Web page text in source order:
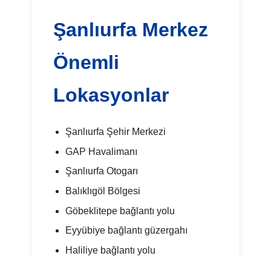
Şanlıurfa Merkez
Önemli
Lokasyonlar
Şanlıurfa Şehir Merkezi
GAP Havalimanı
Şanlıurfa Otogarı
Balıklıgöl Bölgesi
Göbeklitepe bağlantı yolu
Eyyübiye bağlantı güzergahı
Haliliye bağlantı yolu